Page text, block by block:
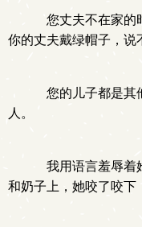
您丈夫不在家的
你的丈夫戴绿帽子，说
您的儿子都是其
人。
我用语言羞辱着
和奶子上，她咬了咬下